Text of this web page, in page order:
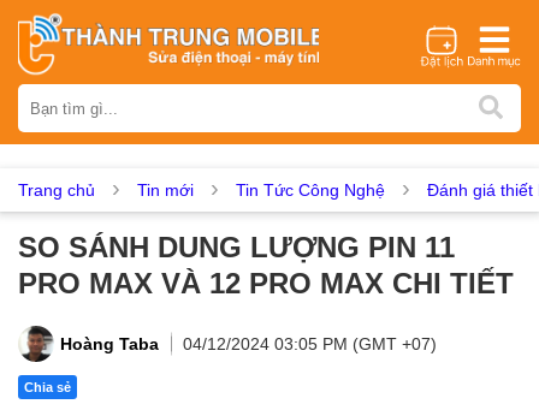
iPhone Samsung Oppo Xiaomi Realme Vivo
Asus Sony Vertu LG Tecno
Dịch vụ sửa chữa
Thay loa Thay kính lưng Thay vỏ Thay chân sạc
Trang chủ Tin mới Tin Tức Công Nghệ Đánh giá thiết
SO SÁNH DUNG LƯỢNG PIN 11
PRO MAX VÀ 12 PRO MAX CHI TIẾT
Hoàng Taba 04/12/2024 03:05 PM (GMT +07)
Chia sẻ